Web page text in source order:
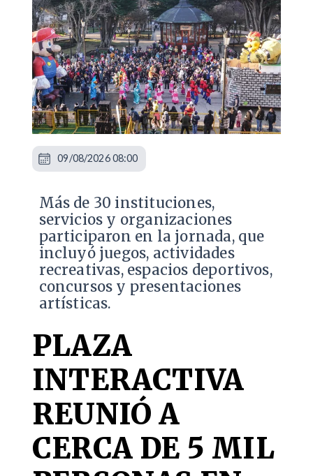
Más de 30 instituciones,
servicios y organizaciones
participaron en la jornada, que
incluyó juegos, actividades
recreativas, espacios deportivos,
concursos y presentaciones
artísticas.
PLAZA
INTERACTIVA
REUNIÓ A
CERCA DE 5 MIL
09/08/2026 08:00